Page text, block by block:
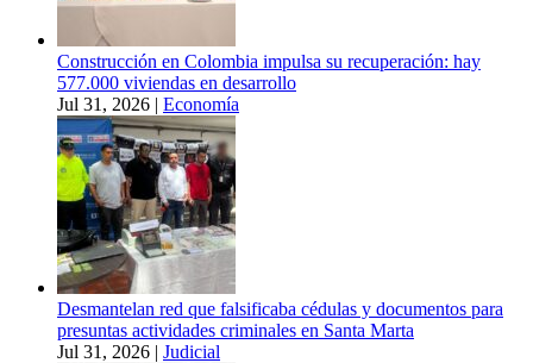
Construcción en Colombia impulsa su recuperación: hay
577.000 viviendas en desarrollo
Jul 31, 2026 | Economía
Desmantelan red que falsificaba cédulas y documentos para
presuntas actividades criminales en Santa Marta
Jul 31, 2026 | Judicial